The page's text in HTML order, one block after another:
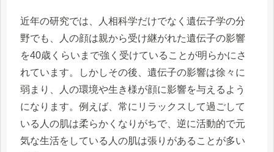
近年の研究では、人相科学だけでなく遺伝子学の分
野でも、人の顔は親から受け継がれた遺伝子の影響
を40歳くらいまで強く受けていることが明らかにさ
れています。しかしその後、遺伝子の影響は徐々に
弱まり、人の環境や生き様が顔に影響を与えるよう
になります。例えば、常にリラックスして過ごして
いる人の肌は柔らかくなりがちで、逆に活動的で元
気な生活をしている人の肌は張りがあることが多い